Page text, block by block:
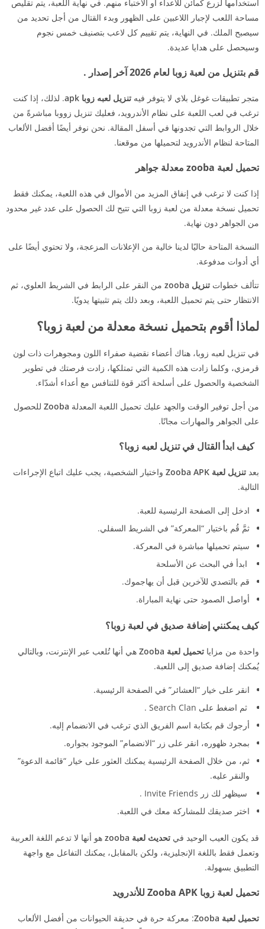
استخدامها لزرع كمائن للأعداء أو الاختباء منهم. في نهاية اللعبة، يتم تقليص
مساحة اللعب لإجبار اللاعبين على الظهور وبدء القتال من أجل تحديد من
سيصبح الملك. في النهاية، يتم تقييم كل لاعب بتصنيف خمس نجوم
وسيحصل على هدايا عديدة.
قم بتنزيل من لعبة زوبا لعام 2026 آخر إصدار .
متجر تطبيقات غوغل بلاي لا يتوفر فيه تنزيل لعبه زوبا apk
. لذلك، إذا كنت
ترغب في لعب اللعبة على نظام الأندرويد، فعليك تنزيل زووبا مباشرةً من
خلال الروابط التي تجدونها في أسفل المقالة. نحن نوفر أيضًا أفضل الألعاب
المتاحة لنظام الأندرويد لتحميلها من موقعنا.
تحميل لعبة zooba معدلة جواهر
إذا كنت لا ترغب في إنفاق المزيد من الأموال في هذه اللعبة، يمكنك فقط
تحميل نسخة معدلة من لعبة زوبا التي تتيح لك الحصول على عدد غير محدود
من الجواهر دون نهاية.
النسخة المتاحة حاليًا لدينا خالية من الإعلانات المزعجة، ولا تحتوي أيضًا على
أي أدوات مدفوعة.
تتألف خطوات تنزيل zooba
من النقر على الرابط في الشريط العلوي، ثم
الانتظار حتى يتم تحميل اللعبة، وبعد ذلك يتم تثبيتها يدويًا.
لماذا أقوم بتحميل نسخة معدلة من لعبة زوبا؟
في تنزيل لعبه زوبا، هناك أعضاء نقضية صفراء اللون ومجوهرات ذات لون
قرمزي، وكلما زادت هذه الكمية التي تمتلكها، زادت فرصتك في تطوير
الشخصية والحصول على أسلحة أكثر قوة للتنافس مع أعداء أشدّاء.
من أجل توفير الوقت والجهد عليك تحميل اللعبة المعدلة Zooba للحصول
على الجواهر والمهارات مجانًا.
كيف ابدأ القتال في تنزيل لعبه زوبا؟
بعد تنزيل لعبة Zooba APK
واختيار الشخصية، يجب عليك اتباع الإجراءات
التالية.
ادخل إلى الصفحة الرئيسية للعبة.
ثمَّ قُم باختيار “المعركة” في الشريط السفلي.
سيتم تحميلها مباشرة في المعركة.
ابدأ في البحث عن الأسلحة
قم بالتصدي للآخرين قبل أن يهاجموك.
أواصل الصمود حتى نهاية المباراة.
كيف يمكنني إضافة صديق في لعبة زوبا؟
واحدة من مزايا تحميل لعبة Zooba
هي أنها تُلعب عبر الإنترنت، وبالتالي
يُمكنك إضافة صديق إلى اللعبة.
انقر على خيار “العشائر” في الصفحة الرئيسية.
ثم اضغط على Search Clan .
أرجوك قم بكتابة اسم الفريق الذي ترغب في الانضمام إليه.
بمجرد ظهوره، انقر على زر “الانضمام” الموجود بجواره.
ثم، من خلال الصفحة الرئيسية يمكنك العثور على خيار “قائمة الدعوة”
والنقر عليه.
سيظهر لك زر Invite Friends .
اختر صديقك للمشاركة معك في اللعبة.
قد يكون العيب الوحيد في تحديث لعبة zooba
هو أنها لا تدعم اللغة العربية
وتعمل فقط باللغة الإنجليزية، ولكن بالمقابل، يمكنك التفاعل مع واجهة
التطبيق بسهولة.
تحميل لعبة زوبا Zooba APK للأندرويد
تحميل لعبة Zooba
: معركة حرة في حديقة الحيوانات من أفضل الألعاب